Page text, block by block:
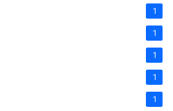
1
1
1
1
1